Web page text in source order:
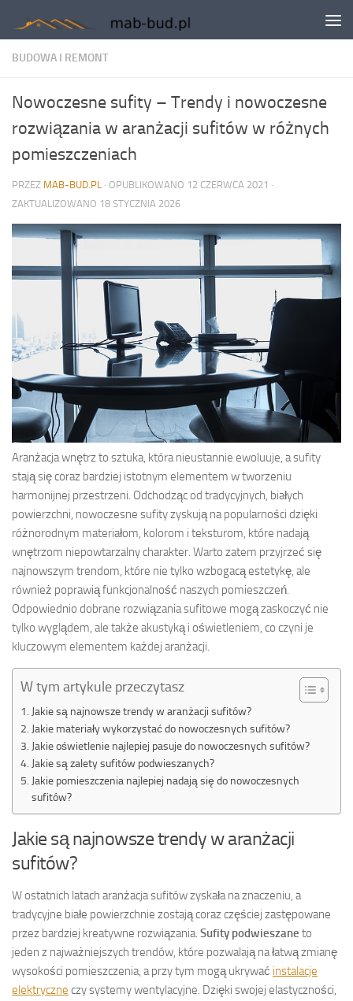
Skip to content
BUDOWA I REMONT
Nowoczesne sufity – Trendy i nowoczesne
rozwiązania w aranżacji sufitów w różnych
pomieszczeniach
PRZEZ MAB-BUD.PL · OPUBLIKOWANO 12 CZERWCA 2021 ·
ZAKTUALIZOWANO 18 STYCZNIA 2026
Aranżacja wnętrz to sztuka, która nieustannie ewoluuje, a sufity
stają się coraz bardziej istotnym elementem w tworzeniu
harmonijnej przestrzeni. Odchodząc od tradycyjnych, białych
powierzchni, nowoczesne sufity zyskują na popularności dzięki
różnorodnym materiałom, kolorom i teksturom, które nadają
wnętrzom niepowtarzalny charakter. Warto zatem przyjrzeć się
najnowszym trendom, które nie tylko wzbogacą estetykę, ale
również poprawią funkcjonalność naszych pomieszczeń.
Odpowiednio dobrane rozwiązania sufitowe mogą zaskoczyć nie
tylko wyglądem, ale także akustyką i oświetleniem, co czyni je
kluczowym elementem każdej aranżacji.
W tym artykule przeczytasz
Jakie są najnowsze trendy w aranżacji sufitów?
Jakie materiały wykorzystać do nowoczesnych sufitów?
Jakie oświetlenie najlepiej pasuje do nowoczesnych sufitów?
Jakie są zalety sufitów podwieszanych?
Jakie pomieszczenia najlepiej nadają się do nowoczesnych
sufitów?
Jakie są najnowsze trendy w aranżacji
sufitów?
W ostatnich latach aranżacja sufitów zyskała na znaczeniu, a
tradycyjne białe powierzchnie zostają coraz częściej zastępowane
przez bardziej kreatywne rozwiązania. Sufity podwieszane to
jeden z najważniejszych trendów, które pozwalają na łatwą zmianę
wysokości pomieszczenia, a przy tym mogą ukrywać instalacje
elektryczne czy systemy wentylacyjne. Dzięki swojej elastyczności,